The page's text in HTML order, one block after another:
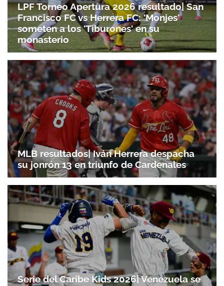
LPF Torneo Apertura 2026 resultado| San
Francisco FC vs Herrera FC: 'Monjes'
someten a los 'Tiburones' en su
monasterio
MLB resultados| Iván Herrera despacha
su jonrón 13 en triunfo de Cardenales
Serie del Caribe Kids 2026| Venezuela se